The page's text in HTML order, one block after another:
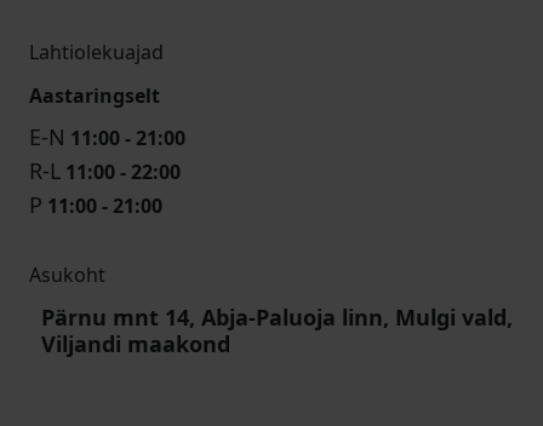
Lahtiolekuajad
Aastaringselt
E-N 11:00 - 21:00
R-L 11:00 - 22:00
P 11:00 - 21:00
Asukoht
Pärnu mnt 14, Abja-Paluoja linn, Mulgi vald,
Viljandi maakond